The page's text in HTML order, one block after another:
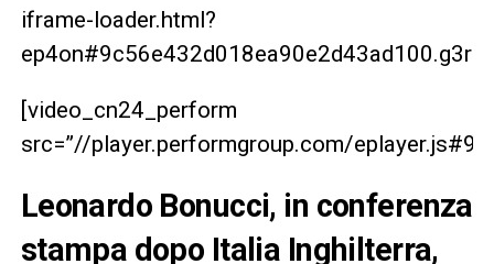
iframe-loader.html?
[video_cn24_perform
src=”//player.performgroup.com/
Leonardo Bonucci, in conferenza
stampa dopo Italia Inghilterra,